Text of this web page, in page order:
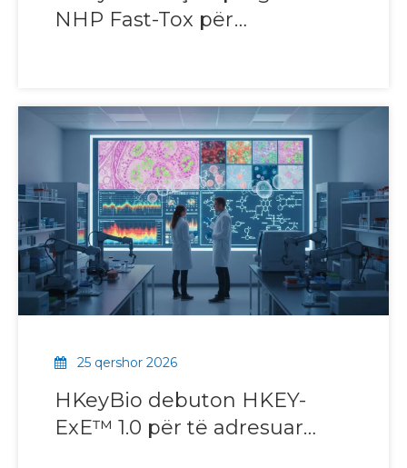
NHP Fast-Tox për
NHP
25 qershor 2026
HKeyBio debuton HKEY-
ExE™ 1.0 për të adresuar